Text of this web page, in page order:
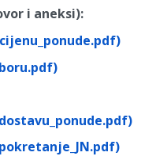
i aneksi):